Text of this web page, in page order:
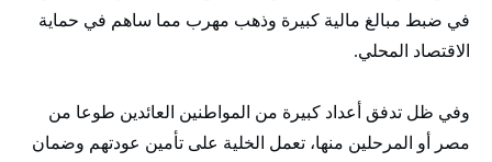
في ضبط مبالغ مالية كبيرة وذهب مهرب مما ساهم في حماية
الاقتصاد المحلي.
وفي ظل تدفق أعداد كبيرة من المواطنين العائدين طوعا من
مصر أو المرحلين منها، تعمل الخلية على تأمين عودتهم وضمان